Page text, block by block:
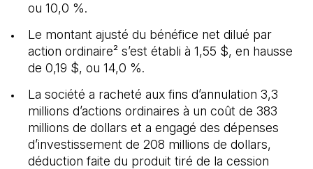
ou 10,0 %.
Le montant ajusté du bénéfice net dilué par
action ordinaire² s’est établi à 1,55 $, en hausse
de 0,19 $, ou 14,0 %.
La société a racheté aux fins d’annulation 3,3
millions d’actions ordinaires à un coût de 383
millions de dollars et a engagé des dépenses
d’investissement de 208 millions de dollars,
déduction faite du produit tiré de la cession